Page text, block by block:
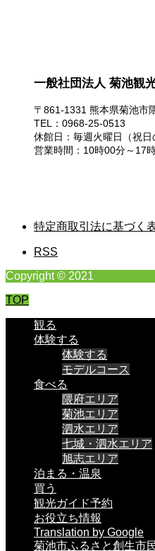
一般社団法人 菊池観
〒861-1331 熊本県菊池市
TEL：0968-25-0513
休館日：毎週火曜日（祝日
営業時間：10時00分～17
特定商取引法に基づく
RSS
Copyright © 2021
TOP
観る
体験する
体験する
モデルコース
食べる
隈府エリア
菊池エリア
泗水エリア
七城・泗水エリア
旭志エリア
泊まる・温泉
買う
観光ガイド予約
お役立ち情報
Translation by Google
菊池市ふるさと創生市